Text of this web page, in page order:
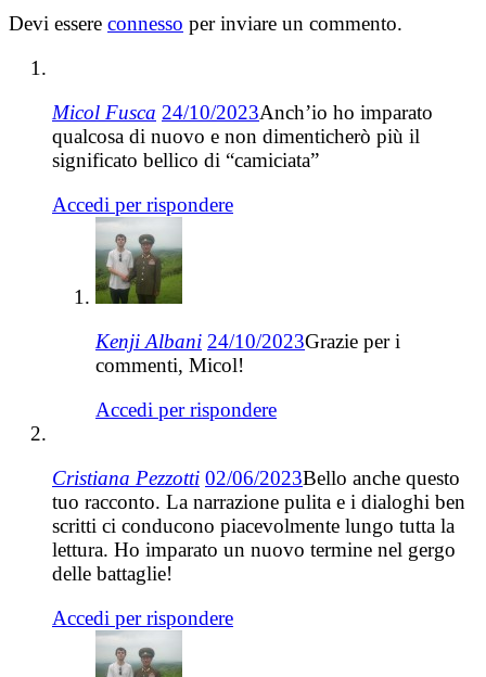
Devi essere connesso per inviare un commento.
Micol Fusca 24/10/2023Anch’io ho imparato
qualcosa di nuovo e non dimenticherò più il
significato bellico di “camiciata”
Accedi per rispondere
Kenji Albani 24/10/2023Grazie per i
commenti, Micol!
Accedi per rispondere
Cristiana Pezzotti 02/06/2023Bello anche questo
tuo racconto. La narrazione pulita e i dialoghi ben
scritti ci conducono piacevolmente lungo tutta la
lettura. Ho imparato un nuovo termine nel gergo
delle battaglie!
Accedi per rispondere